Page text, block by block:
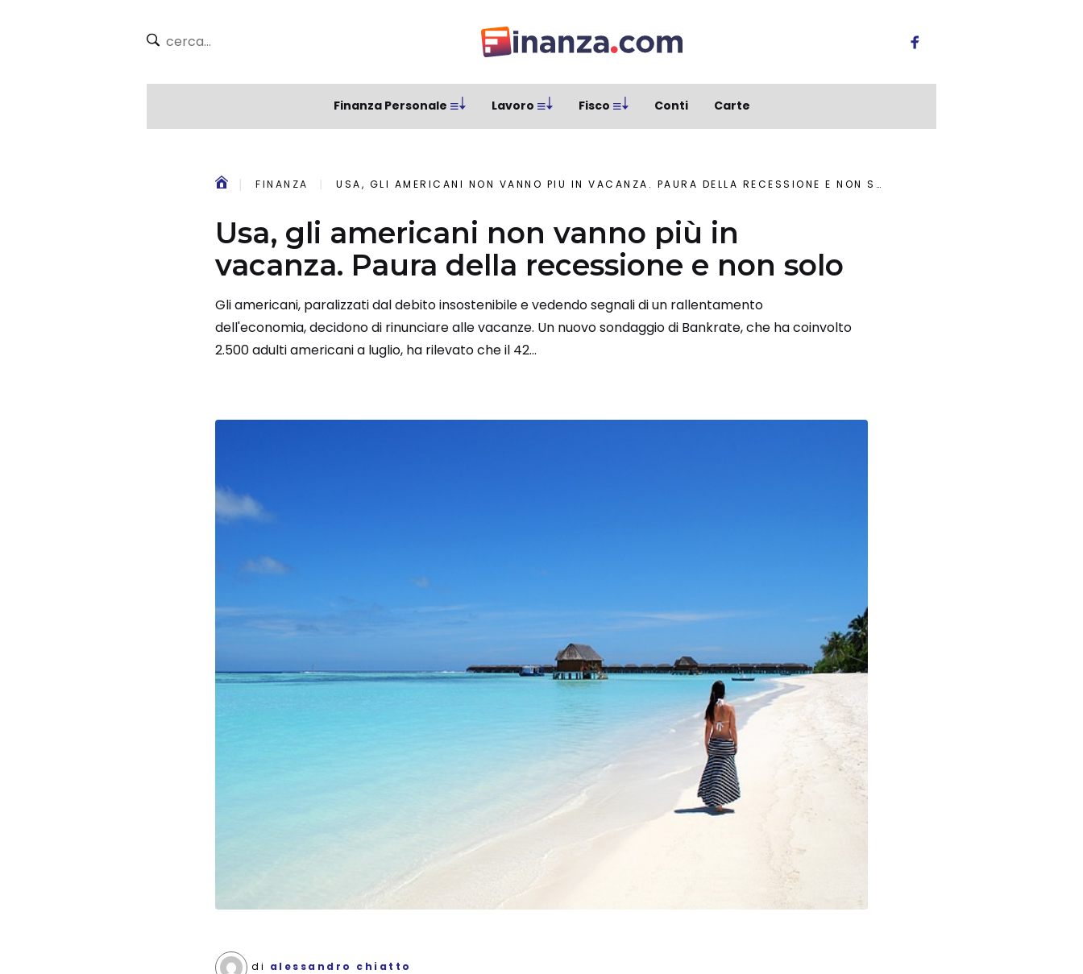
Finanza Personale Lavoro Fisco Conti Carte
FINANZA USA, GLI AMERICANI NON VANNO PIÙ IN VACANZA. PAURA DELLA RECESSIONE E NON SOLO
Usa, gli americani non vanno più in
vacanza. Paura della recessione e non solo
Gli americani, paralizzati dal debito insostenibile e vedendo segnali di un rallentamento
dell'economia, decidono di rinunciare alle vacanze. Un nuovo sondaggio di Bankrate, che ha coinvolto
2.500 adulti americani a luglio, ha rilevato che il 42...
di alessandro chiatto